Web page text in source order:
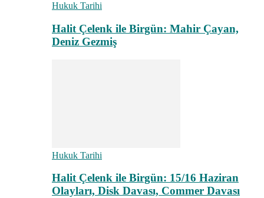
Hukuk Tarihi
Halit Çelenk ile Birgün: Mahir Çayan,
Deniz Gezmiş
Hukuk Tarihi
Halit Çelenk ile Birgün: 15/16 Haziran
Olayları, Disk Davası, Commer Davası